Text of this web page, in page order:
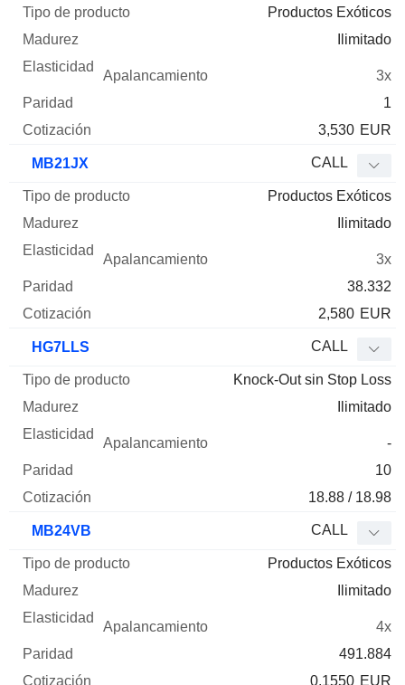
Productos Exóticos
Ilimitado
3x
1
3,530 EUR
MB21JX CALL
Productos Exóticos
Ilimitado
3x
38.332
2,580 EUR
HG7LLS CALL
Knock-Out sin Stop Loss
Ilimitado
-
10
18.88 / 18.98
MB24VB CALL
Productos Exóticos
Ilimitado
4x
491.884
0,1550 EUR